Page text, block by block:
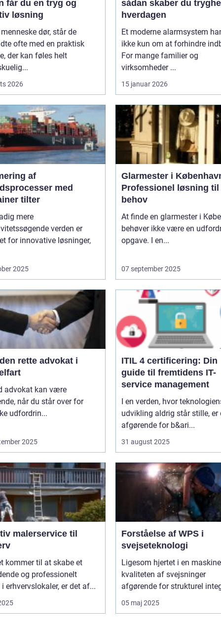
får du en tryg og
løsning
dør, står de
ofte med en praktisk
der kan føles helt
2026
sådan skaber du
hverdagen
Et moderne alarmsystem
ikke kun om at forhindre
For mange familier og
virksomheder ...
15 januar 2026
af
med
tilter
mere
verden er
for innovative løsninger,
2025
Glarmester i
Professionel løsning til
behov
At finde en glarmester i
behøver ikke være en
opgave. I en...
07 september 2025
rette advokat i
advokat kan være
når du står over for
udfordrin...
2025
ITIL 4 certificering: Din
guide til fremtidens IT-
service management
I en verden, hvor
udvikling aldrig står stille, er
afgørende for b&ari...
31 august 2025
malerservice til
kommer til at skabe et
og professionelt
erhvervslokaler, er det af...
Forståelse af WPS i
svejseteknologi
Ligesom hjertet i en
kvaliteten af svejsninger
afgørende for strukturel
05 maj 2025